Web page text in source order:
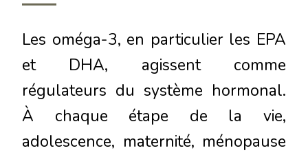
Les oméga-3, en particulier les EPA
et DHA, agissent comme
régulateurs du système hormonal.
À chaque étape de la vie,
adolescence, maternité, ménopause